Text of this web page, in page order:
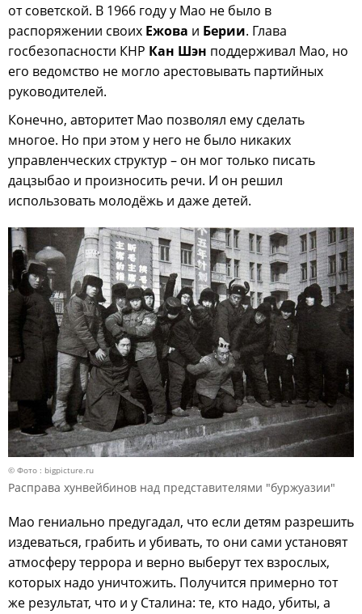
от советской. В 1966 году у Мао не было в
распоряжении своих Ежова и Берии. Глава
госбезопасности КНР Кан Шэн поддерживал Мао, но
его ведомство не могло арестовывать партийных
руководителей.
Конечно, авторитет Мао позволял ему сделать
многое. Но при этом у него не было никаких
управленческих структур – он мог только писать
дацзыбао и произносить речи. И он решил
использовать молодёжь и даже детей.
© Фото : bigpicture.ru
Расправа хунвейбинов над представителями "буржуазии"
Мао гениально предугадал, что если детям разрешить
издеваться, грабить и убивать, то они сами установят
атмосферу террора и верно выберут тех взрослых,
которых надо уничтожить. Получится примерно тот
же результат, что и у Сталина: те, кто надо, убиты, а